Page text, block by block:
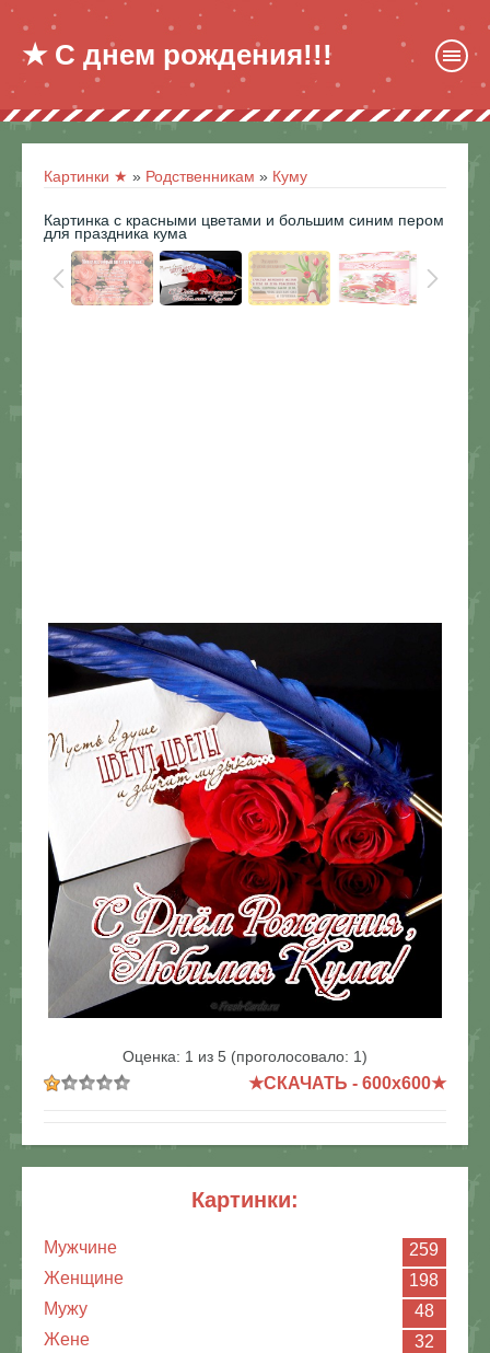
★ С днем рождения!!!
картинки:
Мужчине
259
Женщине
198
Мужу
48
Жене
32
Картинки ★ » Родственникам » Куму
Картинка с красными цветами и большим синим пером
для праздника кума
Оценка: 1 из 5 (проголосовало: 1)
★СКАЧАТЬ - 600x600★